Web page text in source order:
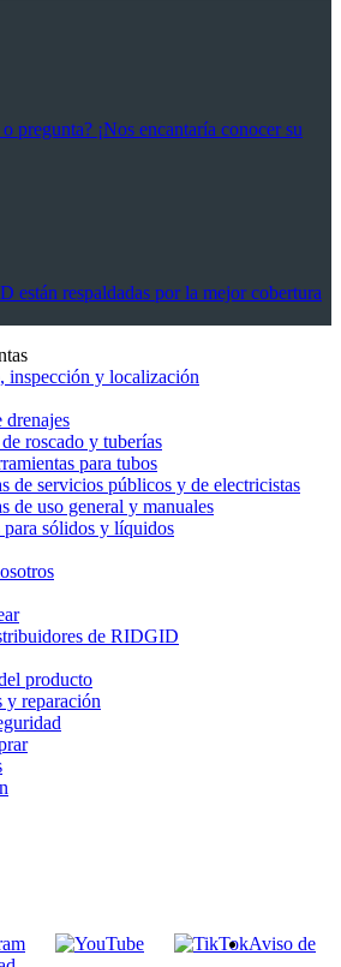
pregunta? ¡Nos encantaría conocer su
están respaldadas por la mejor cobertura
inspección y localización
drenajes
roscado y tuberías
para tubos
de servicios públicos y de electricistas
de uso general y manuales
para sólidos y líquidos
de RIDGID
producto
y reparación
Aviso de